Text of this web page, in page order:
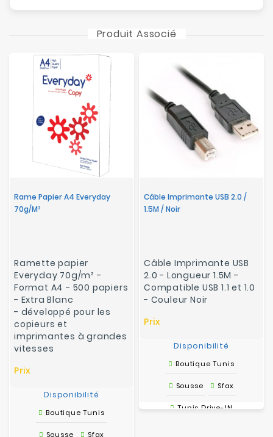
Produit Associé
Rame Papier A4 Everyday
70g/m²
Ramette papier
Everyday 70g/m² -
Format A4 - 500 papiers
- Extra Blanc
- développé pour les
copieurs et
imprimantes à grandes
vitesses
Prix
Disponibilité
Boutique Tunis
Sousse Sfax
Câble Imprimante USB 2.0 /
1.5M / Noir
Câble Imprimante USB
2.0 - Longueur 1.5M -
Compatible USB 1.1 et 1.0
- Couleur Noir
Prix
Disponibilité
Boutique Tunis
Sousse Sfax
Tunis Drive-IN